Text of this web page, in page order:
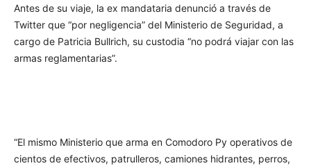
Antes de su viaje, la ex mandataria denunció a través de
Twitter que “por negligencia” del Ministerio de Seguridad, a
cargo de Patricia Bullrich, su custodia “no podrá viajar con las
armas reglamentarias”.
“El mismo Ministerio que arma en Comodoro Py operativos de
cientos de efectivos, patrulleros, camiones hidrantes, perros,